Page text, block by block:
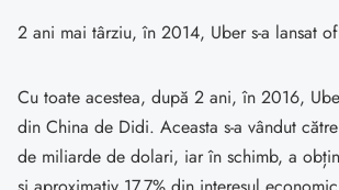
2 ani mai târziu, în 2014, Uber s-a lansat
Cu toate acestea, după 2 ani, în 2016,
din China de Didi. Aceasta s-a vândut
de miliarde de dolari, iar în schimb, a